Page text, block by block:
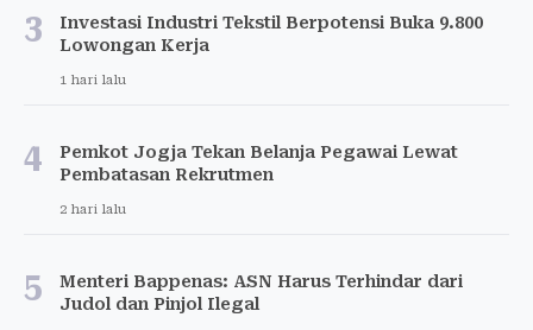
3
Investasi Industri Tekstil Berpotensi Buka 9.800
Lowongan Kerja
1 hari lalu
4
Pemkot Jogja Tekan Belanja Pegawai Lewat
Pembatasan Rekrutmen
2 hari lalu
5
Menteri Bappenas: ASN Harus Terhindar dari
Judol dan Pinjol Ilegal